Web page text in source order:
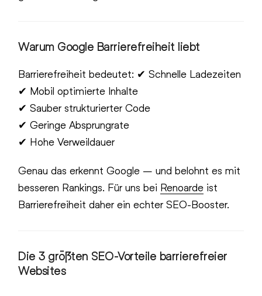
Warum Google Barrierefreiheit liebt
Barrierefreiheit bedeutet: ✔ Schnelle Ladezeiten
✔ Mobil optimierte Inhalte
✔ Sauber strukturierter Code
✔ Geringe Absprungrate
✔ Hohe Verweildauer
Genau das erkennt Google – und belohnt es mit
besseren Rankings. Für uns bei Renoarde ist
Barrierefreiheit daher ein echter SEO-Booster.
Die 3 größten SEO-Vorteile barrierefreier
Websites